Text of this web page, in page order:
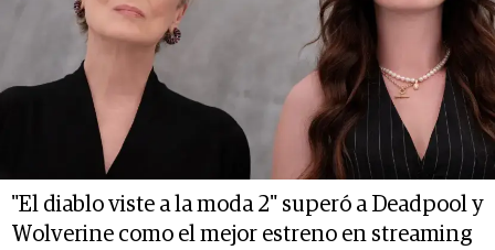
"El diablo viste a la moda 2" superó a Deadpool y
Wolverine como el mejor estreno en streaming